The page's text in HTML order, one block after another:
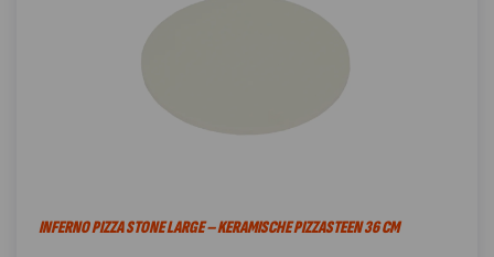
INFERNO PIZZA STONE LARGE – KERAMISCHE PIZZASTEEN 36 CM